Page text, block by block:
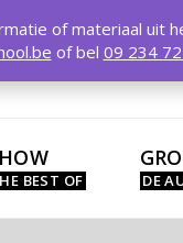
of materiaal uit
of bel 09 234